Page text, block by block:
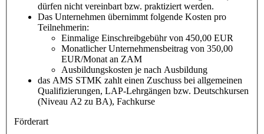
dürfen nicht vereinbart bzw. praktiziert werden.
Das Unternehmen übernimmt folgende Kosten pro
Teilnehmerin:
Einmalige Einschreibgebühr von 450,00 EUR
Monatlicher Unternehmensbeitrag von 350,00
EUR/Monat an ZAM
Ausbildungskosten je nach Ausbildung
das AMS STMK zahlt einen Zuschuss bei allgemeinen
Qualifizierungen, LAP-Lehrgängen bzw. Deutschkursen
(Niveau A2 zu BA), Fachkurse
Förderart